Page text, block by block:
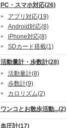
PC・スマホ対応(26)
アプリ対応(19)
Android対応(8)
iPhone対応(8)
SDカード搭載(1)
活動量計・歩数計(28)
活動量計(8)
歩数計(9)
カロリズム(2)
ワンコとお散歩活動...(2)
血圧計(17)